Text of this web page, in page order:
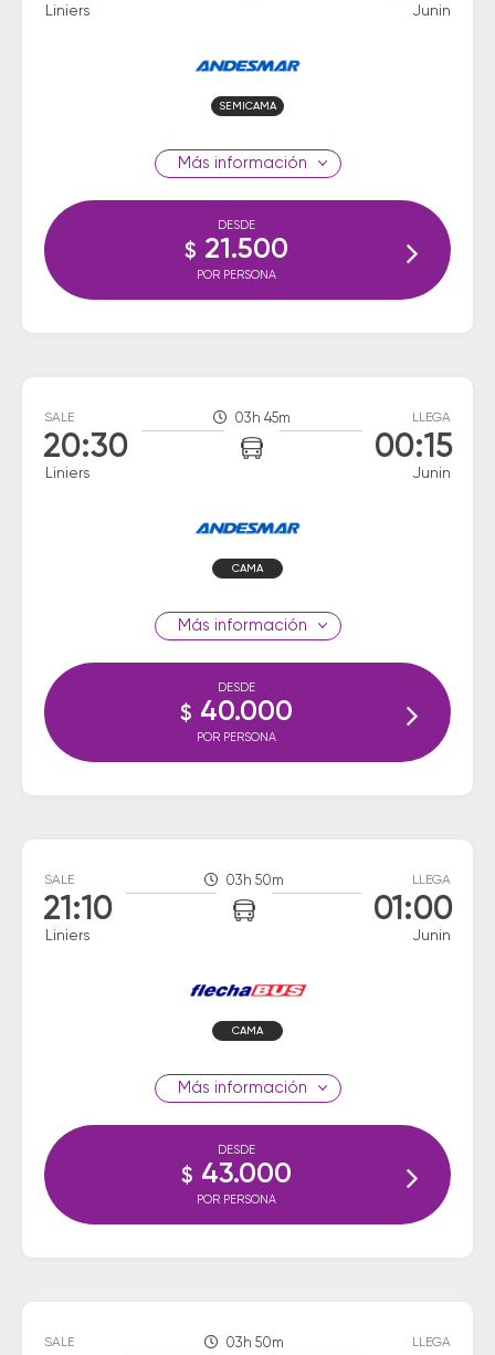
Liniers Junin
SEMICAMA
información
DESDE
$ 21.500
POR PERSONA
SALE
20:30
Liniers
03h 45m LLEGA
00:15
Junin
CAMA
información
DESDE
$ 40.000
POR PERSONA
SALE
21:10
Liniers
03h 50m LLEGA
01:00
Junin
CAMA
información
DESDE
$ 43.000
POR PERSONA
SALE 03h 50m LLEGA